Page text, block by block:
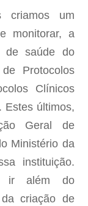
criamos um
monitorar, a
de saúde do
Protocolos
Clínicos
Estes últimos,
Geral de
Ministério da
instituição.
ir além do
criação de